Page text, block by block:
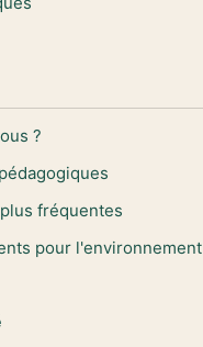
?
fréquentes
pour l'environnement